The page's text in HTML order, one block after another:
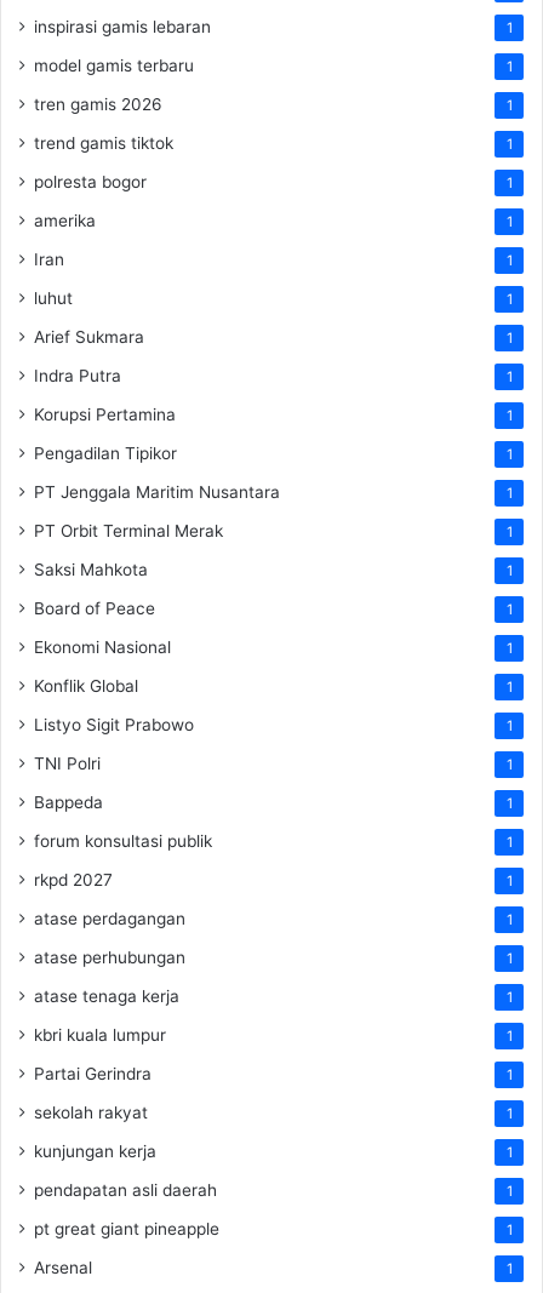
inspirasi gamis lebaran 1
model gamis terbaru 1
tren gamis 2026 1
trend gamis tiktok 1
polresta bogor 1
amerika 1
Iran 1
luhut 1
Arief Sukmara 1
Indra Putra 1
Korupsi Pertamina 1
Pengadilan Tipikor 1
PT Jenggala Maritim Nusantara 1
PT Orbit Terminal Merak 1
Saksi Mahkota 1
Board of Peace 1
Ekonomi Nasional 1
Konflik Global 1
Listyo Sigit Prabowo 1
TNI Polri 1
Bappeda 1
forum konsultasi publik 1
rkpd 2027 1
atase perdagangan 1
atase perhubungan 1
atase tenaga kerja 1
kbri kuala lumpur 1
Partai Gerindra 1
sekolah rakyat 1
kunjungan kerja 1
pendapatan asli daerah 1
pt great giant pineapple 1
Arsenal 1